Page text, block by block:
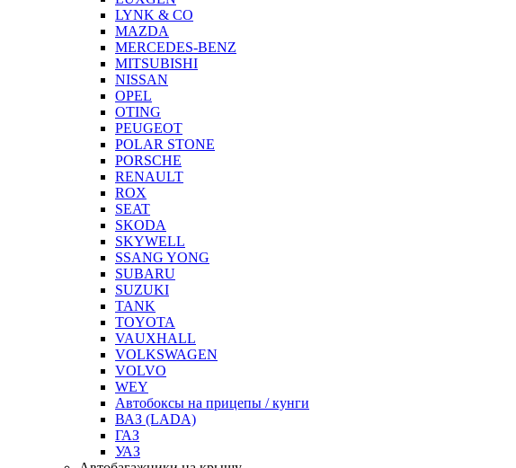
LYNK & CO
MAZDA
MERCEDES-BENZ
MITSUBISHI
NISSAN
OPEL
OTING
PEUGEOT
POLAR STONE
PORSCHE
RENAULT
ROX
SEAT
SKODA
SKYWELL
SSANG YONG
SUBARU
SUZUKI
TANK
TOYOTA
VAUXHALL
VOLKSWAGEN
VOLVO
WEY
Автобоксы на прицепы / кунги
ВАЗ (LADA)
ГАЗ
УАЗ